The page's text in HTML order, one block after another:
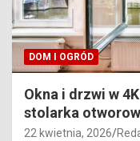
DOM I OGRÓD
Okna i drzwi w
stolarka
22 kwietnia, 2026